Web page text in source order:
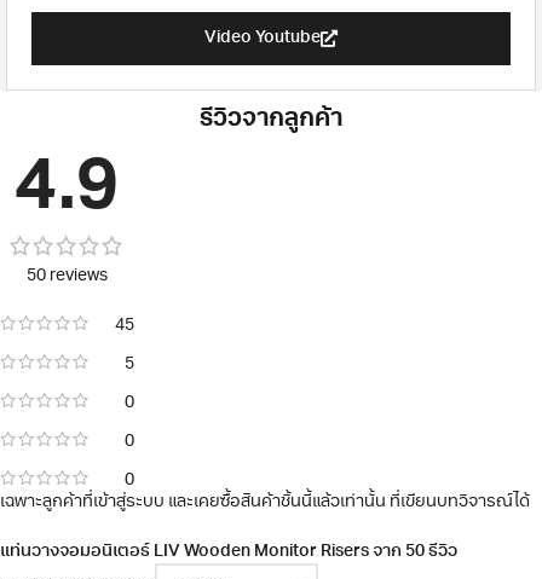
Video Youtube
รีวิวจากลูกค้า
4.9
50 reviews
45
5
0
0
0
แท่นวางจอมอนิเตอร์ LIV Wooden Monitor Risers จาก 50 รีวิว
เฉพาะลูกค้าที่เข้าสู่ระบบ และเคยซื้อสินค้าชิ้นนี้แล้วเท่านั้น ที่เขียนบทวิจารณ์ได้